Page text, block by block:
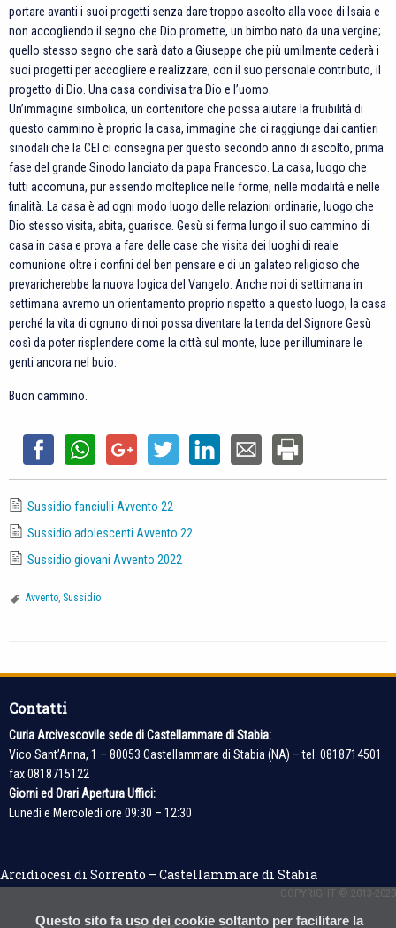
Questo sito fa uso dei cookie soltanto per facilitare la
portare avanti i suoi progetti senza dare troppo ascolto alla voce di Isaia e
non accogliendo il segno che Dio promette, un bimbo nato da una vergine;
quello stesso segno che sarà dato a Giuseppe che più umilmente cederà i
suoi progetti per accogliere e realizzare, con il suo personale contributo, il
progetto di Dio. Una casa condivisa tra Dio e l’uomo.
Un’immagine simbolica, un contenitore che possa aiutare la fruibilità di
questo cammino è proprio la casa, immagine che ci raggiunge dai cantieri
sinodali che la CEI ci consegna per questo secondo anno di ascolto, prima
fase del grande Sinodo lanciato da papa Francesco. La casa, luogo che
tutti accomuna, pur essendo molteplice nelle forme, nelle modalità e nelle
finalità. La casa è ad ogni modo luogo delle relazioni ordinarie, luogo che
Dio stesso visita, abita, guarisce. Gesù si ferma lungo il suo cammino di
casa in casa e prova a fare delle case che visita dei luoghi di reale
comunione oltre i confini del ben pensare e di un galateo religioso che
prevaricherebbe la nuova logica del Vangelo. Anche noi di settimana in
settimana avremo un orientamento proprio rispetto a questo luogo, la casa
perché la vita di ognuno di noi possa diventare la tenda del Signore Gesù
così da poter risplendere come la città sul monte, luce per illuminare le
genti ancora nel buio.
Buon cammino.
Sussidio fanciulli Avvento 22
Sussidio adolescenti Avvento 22
Sussidio giovani Avvento 2022
Avvento, Sussidio
Contatti
Curia Arcivescovile sede di Castellammare di Stabia:
Vico Sant’Anna, 1 – 80053 Castellammare di Stabia (NA) – tel. 0818714501
fax 0818715122
Giorni ed Orari Apertura Uffici:
Lunedì e Mercoledì ore 09:30 – 12:30
Arcidiocesi di Sorrento – Castellammare di Stabia
COPYRIGHT © 2013-2020